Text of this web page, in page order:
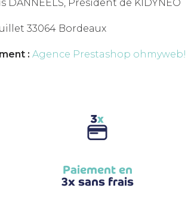
DANNEELS, Président de KIDYNEO
33064 Bordeaux
: Agence Prestashop ohmyweb!
Paiement en
3x sans frais